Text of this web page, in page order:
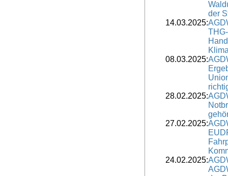
der
14.03.2025:
08.03.2025:
28.02.2025:
27.02.2025:
24.02.2025: